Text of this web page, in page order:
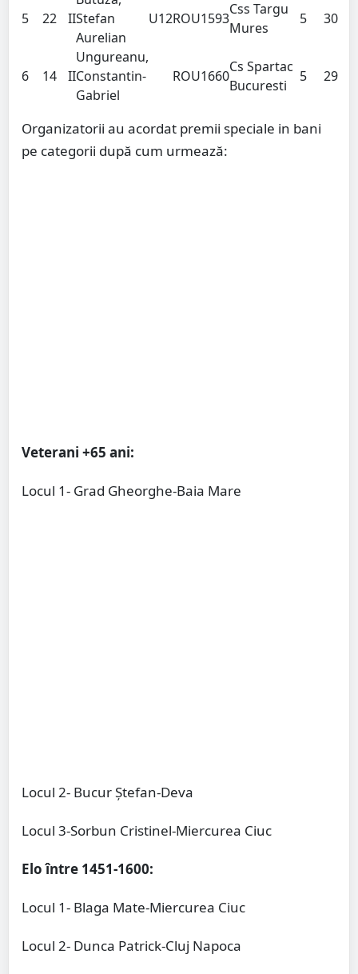
5 22 IIStefan
Aurelian
U12ROU1593
Css Targu
Mures
5 30
6 14 II
Ungureanu,
Constantin-
Gabriel
ROU1660
Cs Spartac
Bucuresti
5 29
Organizatorii au acordat premii speciale in bani
pe categorii după cum urmează:
Veterani +65 ani:
Locul 1- Grad Gheorghe-Baia Mare
Locul 2- Bucur Ștefan-Deva
Locul 3-Sorbun Cristinel-Miercurea Ciuc
Elo între 1451-1600:
Locul 1- Blaga Mate-Miercurea Ciuc
Locul 2- Dunca Patrick-Cluj Napoca